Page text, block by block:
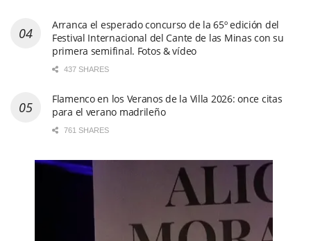
Arranca el esperado concurso de la 65º edición del
Festival Internacional del Cante de las Minas con su
primera semifinal. Fotos & vídeo
437 SHARES
Flamenco en los Veranos de la Villa 2026: once citas
para el verano madrileño
761 SHARES